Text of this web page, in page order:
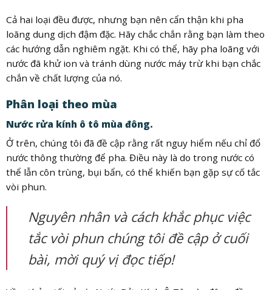
Cả hai loại đều được, nhưng bạn nên cẩn thận khi pha
loãng dung dịch đậm đặc. Hãy chắc chắn rằng bạn làm theo
các hướng dẫn nghiêm ngặt. Khi có thể, hãy pha loãng với
nước đã khử ion và tránh dùng nước máy trừ khi bạn chắc
chắn về chất lượng của nó.
Phân loại theo mùa
Nước rửa kính ô tô mùa đông.
Ở trên, chúng tôi đã đề cập rằng rất nguy hiểm nếu chỉ đổ
nước thông thường để pha. Điều này là do trong nước có
thể lẫn côn trùng, bụi bẩn, có thể khiến bạn gặp sự cố tắc
vòi phun.
Nguyên nhân và cách khắc phục việc
tắc vòi phun chúng tôi đề cập ở cuối
bài, mời quý vị đọc tiếp!